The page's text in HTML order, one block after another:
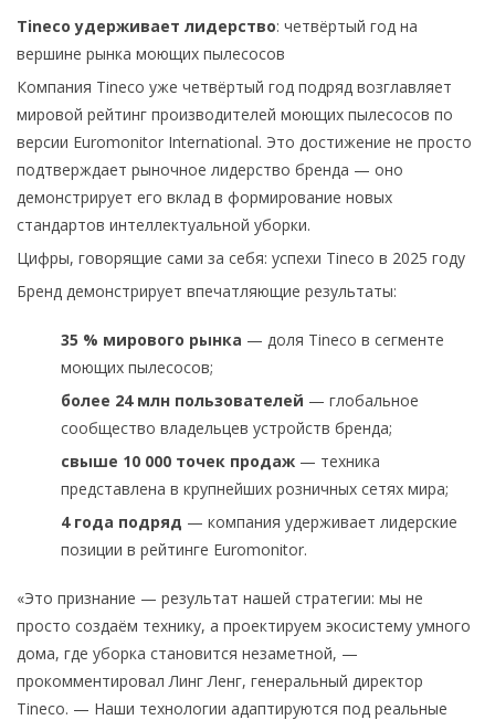
Tineco удерживает лидерство: четвёртый год на
вершине рынка моющих пылесосов
Компания Tineco уже четвёртый год подряд возглавляет
мировой рейтинг производителей моющих пылесосов по
версии Euromonitor International. Это достижение не просто
подтверждает рыночное лидерство бренда — оно
демонстрирует его вклад в формирование новых
стандартов интеллектуальной уборки.
Цифры, говорящие сами за себя: успехи Tineco в 2025 году
Бренд демонстрирует впечатляющие результаты:
35 % мирового рынка — доля Tineco в сегменте
моющих пылесосов;
более 24 млн пользователей — глобальное
сообщество владельцев устройств бренда;
свыше 10 000 точек продаж — техника
представлена в крупнейших розничных сетях мира;
4 года подряд — компания удерживает лидерские
позиции в рейтинге Euromonitor.
«Это признание — результат нашей стратегии: мы не
просто создаём технику, а проектируем экосистему умного
дома, где уборка становится незаметной, —
прокомментировал Линг Ленг, генеральный директор
Tineco. — Наши технологии адаптируются под реальные